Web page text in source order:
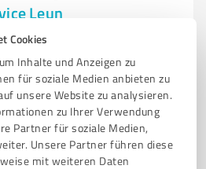
Cookies
Inhalte und Anzeigen zu
für soziale Medien anbieten zu
unsere Website zu analysieren.
zu Ihrer Verwendung
Partner für soziale Medien,
Unsere Partner führen diese
mit weiteren Daten
Leun
persönliche
Leun
LEUN
PRIVATE KRANKENVERSICHERUNG
INDIVIDUELLE BERATUNG